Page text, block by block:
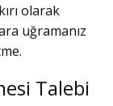
olarak
uğramanız
Talebi